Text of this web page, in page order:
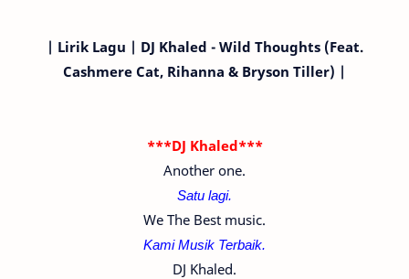
| Lirik Lagu | DJ Khaled - Wild Thoughts (Feat.
Cashmere Cat, Rihanna & Bryson Tiller) |
***DJ Khaled***
Another one.
Satu lagi.
We The Best music.
Kami Musik Terbaik.
DJ Khaled.